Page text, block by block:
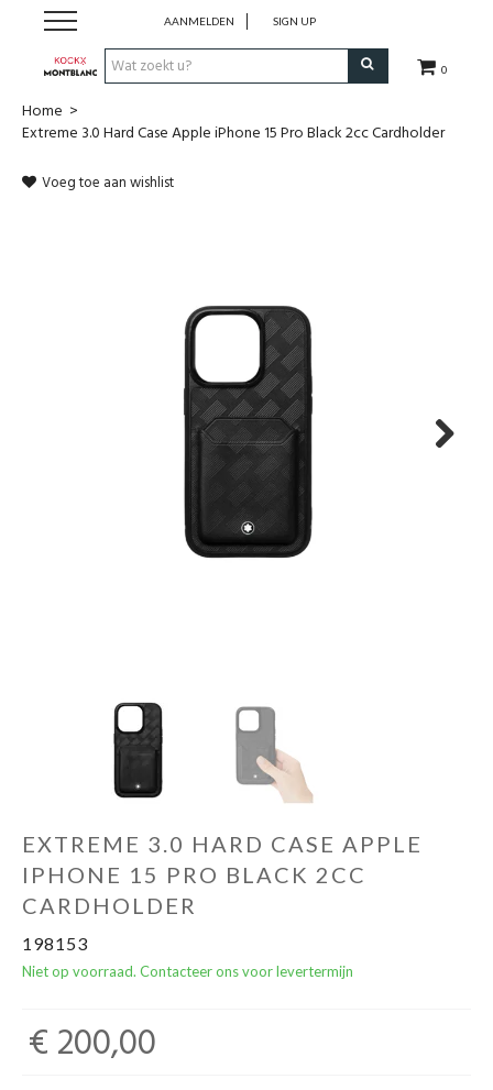
0
AANMELDEN SIGN UP
Schrijfwaren
Collecties
Home >
Extreme 3.0 Hard Case Apple iPhone 15 Pro Black 2cc Cardholder
Voeg toe aan wishlist
EXTREME 3.0 HARD CASE APPLE
IPHONE 15 PRO BLACK 2CC
CARDHOLDER
198153
Niet op voorraad. Contacteer ons voor levertermijn
€ 200,00